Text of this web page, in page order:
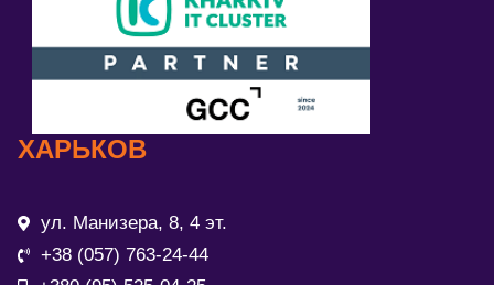
ХАРЬКОВ
ул. Манизера, 8, 4 эт.
+38 (057) 763-24-44